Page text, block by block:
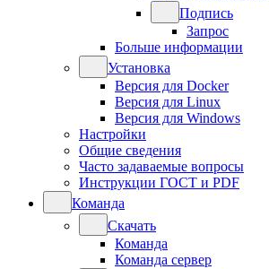
Подпись
Запрос
Больше информации
Установка
Версия для Docker
Версия для Linux
Версия для Windows
Настройки
Общие сведения
Часто задаваемые вопросы
Инструкции ГОСТ и PDF
Команда
Скачать
Команда
Команда сервер